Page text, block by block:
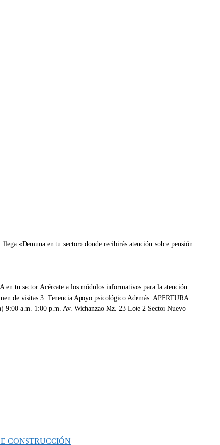
«Demuna en tu sector» donde recibirás atención sobre pensión
CONSTRUCCIÓN